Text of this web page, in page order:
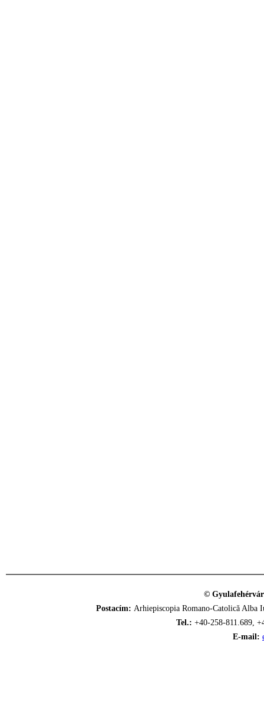
©
Postacím: Arhiepiscopia Romano-Catolică
Tel.: +40-258-811.689,
E-mail: